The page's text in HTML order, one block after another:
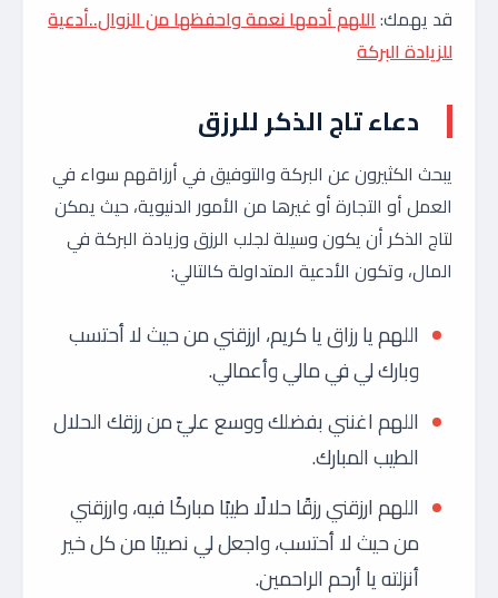
قد يهمك:اللهم أدمها نعمة واحفظها من الزوال..أدعية
للزيادة البركة
دعاء تاج الذكر للرزق
يبحث الكثيرون عن البركة والتوفيق في أرزاقهم سواء في
العمل أو التجارة أو غيرها من الأمور الدنيوية، حيث يمكن
لتاج الذكر أن يكون وسيلة لجلب الرزق وزيادة البركة في
المال، وتكون الأدعية المتداولة كالتالي:
اللهم يا رزاق يا كريم، ارزقني من حيث لا أحتسب
وبارك لي في مالي وأعمالي.
اللهم اغنني بفضلك ووسع عليّ من رزقك الحلال
الطيب المبارك.
اللهم ارزقني رزقًا حلالًا طيبًا مباركًا فيه، وارزقني
من حيث لا أحتسب، واجعل لي نصيبًا من كل خير
أنزلته يا أرحم الراحمين.